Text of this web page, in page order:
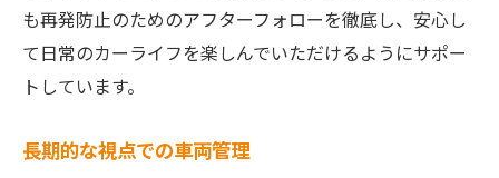
も再発防止のためのアフターフォローを徹底し、安心し
て日常のカーライフを楽しんでいただけるようにサポー
トしています。
長期的な視点での車両管理